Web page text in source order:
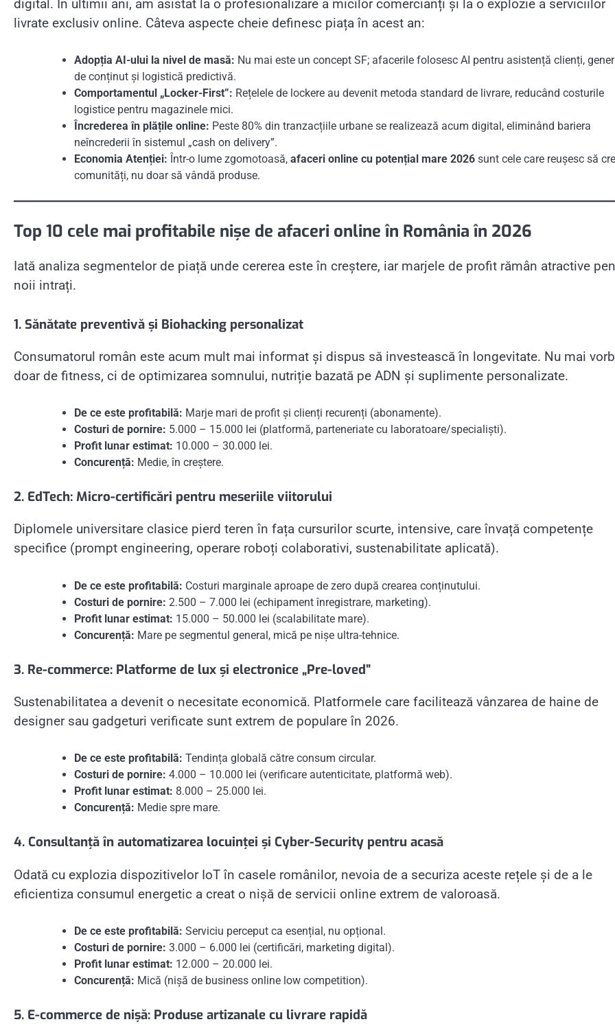
digital. În ultimii ani, am asistat la o profesionalizare a micilor comercianți și la o explozie a serviciilor
livrate exclusiv online. Câteva aspecte cheie definesc piața în acest an:
Adopția AI-ului la nivel de masă: Nu mai este un concept SF; afacerile folosesc AI pentru asistență clienți,
de conținut și logistică predictivă.
Comportamentul „Locker-First”: Rețelele de lockere au devenit metoda standard de livrare, reducând costurile
logistice pentru magazinele mici.
Încrederea în plățile online: Peste 80% din tranzacțiile urbane se realizează acum digital, eliminând bariera
neîncrederii în sistemul „cash on delivery”.
Economia Atenției: Într-o lume zgomotoasă, afaceri online cu potențial mare 2026 sunt cele care reușesc să
comunități, nu doar să vândă produse.
Top 10 cele mai profitabile nișe de afaceri online în România în 2026
Iată analiza segmentelor de piață unde cererea este în creștere, iar marjele de profit rămân atractive
noii intrați.
1. Sănătate preventivă și Biohacking personalizat
Consumatorul român este acum mult mai informat și dispus să investească în longevitate. Nu mai
doar de fitness, ci de optimizarea somnului, nutriție bazată pe ADN și suplimente personalizate.
De ce este profitabilă: Marje mari de profit și clienți recurenți (abonamente).
Costuri de pornire: 5.000 – 15.000 lei (platformă, parteneriate cu laboratoare/specialiști).
Profit lunar estimat: 10.000 – 30.000 lei.
Concurență: Medie, în creștere.
2. EdTech: Micro-certificări pentru meseriile viitorului
Diplomele universitare clasice pierd teren în fața cursurilor scurte, intensive, care învață competențe
specifice (prompt engineering, operare roboți colaborativi, sustenabilitate aplicată).
De ce este profitabilă: Costuri marginale aproape de zero după crearea conținutului.
Costuri de pornire: 2.500 – 7.000 lei (echipament înregistrare, marketing).
Profit lunar estimat: 15.000 – 50.000 lei (scalabilitate mare).
Concurență: Mare pe segmentul general, mică pe nișe ultra-tehnice.
3. Re-commerce: Platforme de lux și electronice „Pre-loved”
Sustenabilitatea a devenit o necesitate economică. Platformele care facilitează vânzarea de haine de
designer sau gadgeturi verificate sunt extrem de populare în 2026.
De ce este profitabilă: Tendința globală către consum circular.
Costuri de pornire: 4.000 – 10.000 lei (verificare autenticitate, platformă web).
Profit lunar estimat: 8.000 – 25.000 lei.
Concurență: Medie spre mare.
4. Consultanță în automatizarea locuinței și Cyber-Security pentru acasă
Odată cu explozia dispozitivelor IoT în casele românilor, nevoia de a securiza aceste rețele și de a le
eficientiza consumul energetic a creat o nișă de servicii online extrem de valoroasă.
De ce este profitabilă: Serviciu perceput ca esențial, nu opțional.
Costuri de pornire: 3.000 – 6.000 lei (certificări, marketing digital).
Profit lunar estimat: 12.000 – 20.000 lei.
Concurență: Mică (nișă de business online low competition).
5. E-commerce de nișă: Produse artizanale cu livrare rapidă